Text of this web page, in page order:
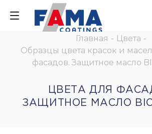
Главная - Цвета -
Образцы цвета красок и
фасадов. Защитное масло
ЦВЕТА ДЛЯ
ЗАЩИТНОЕ МАСЛО